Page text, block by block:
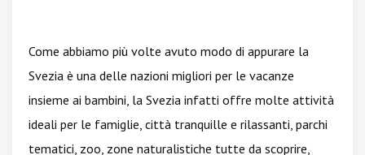
Come abbiamo più volte avuto modo di appurare la
Svezia è una delle nazioni migliori per le vacanze
insieme ai bambini, la Svezia infatti offre molte attività
ideali per le famiglie, città tranquille e rilassanti, parchi
tematici, zoo, zone naturalistiche tutte da scoprire,